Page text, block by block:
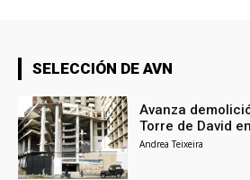
SELECCIÓN DE AVN
Avanza
Torre de David
Andrea Teixeira